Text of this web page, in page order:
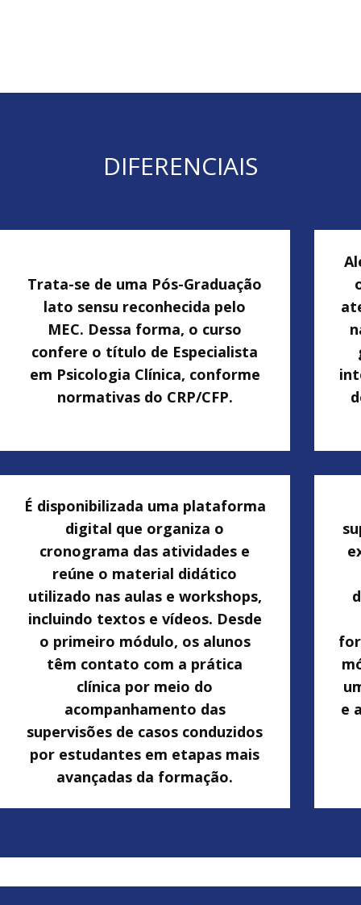
DIFERENCIAIS
Trata-se de uma Pós-Graduação
lato sensu reconhecida pelo
MEC. Dessa forma, o curso
confere o título de Especialista
em Psicologia Clínica, conforme
normativas do CRP/CFP.
É disponibilizada uma plataforma
digital que organiza o
cronograma das atividades e
reúne o material didático
utilizado nas aulas e workshops,
incluindo textos e vídeos. Desde
o primeiro módulo, os alunos
têm contato com a prática
clínica por meio do
acompanhamento das
supervisões de casos conduzidos
por estudantes em etapas mais
avançadas da formação.
e